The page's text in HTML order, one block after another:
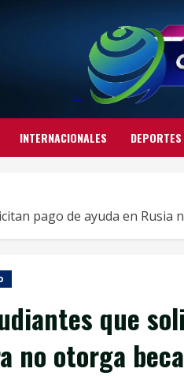
INTERNACIONALES DEPORTES
pago de ayuda en
que
no otorga